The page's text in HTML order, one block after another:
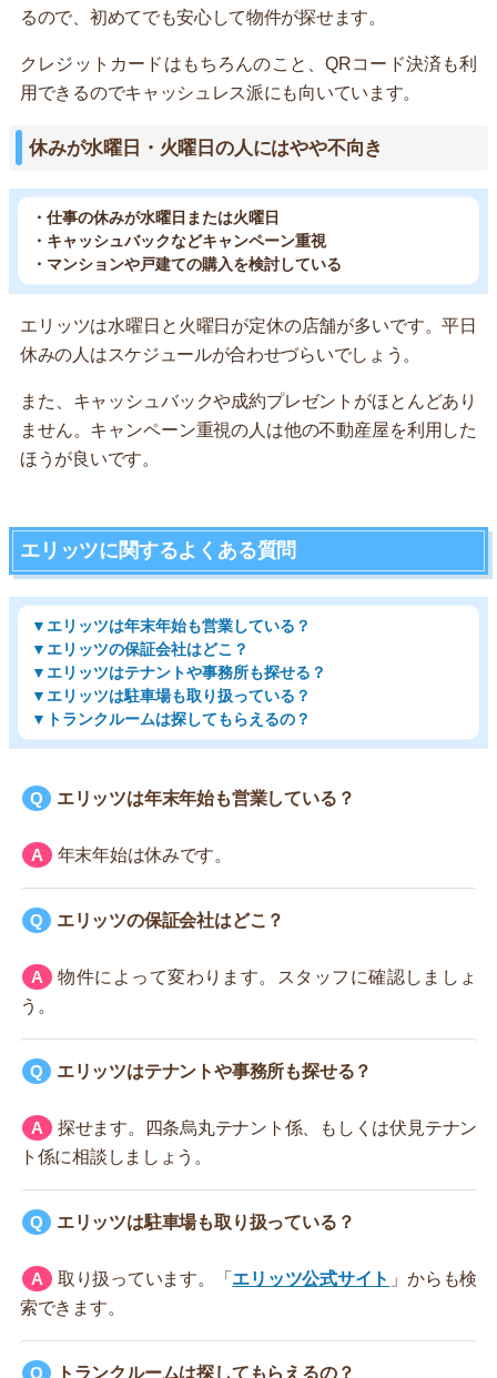
るので、初めてでも安心して物件が探せます。
クレジットカードはもちろんのこと、QRコード決済も利
用できるのでキャッシュレス派にも向いています。
休みが水曜日・火曜日の人にはやや不向き
・仕事の休みが水曜日または火曜日
・キャッシュバックなどキャンペーン重視
・マンションや戸建ての購入を検討している
エリッツは水曜日と火曜日が定休の店舗が多いです。平日
休みの人はスケジュールが合わせづらいでしょう。
また、キャッシュバックや成約プレゼントがほとんどあり
ません。キャンペーン重視の人は他の不動産屋を利用した
ほうが良いです。
エリッツに関するよくある質問
▼エリッツは年末年始も営業している？
▼エリッツの保証会社はどこ？
▼エリッツはテナントや事務所も探せる？
▼エリッツは駐車場も取り扱っている？
▼トランクルームは探してもらえるの？
エリッツは年末年始も営業している？
年末年始は休みです。
エリッツの保証会社はどこ？
物件によって変わります。スタッフに確認しましょ
う。
エリッツはテナントや事務所も探せる？
探せます。四条烏丸テナント係、もしくは伏見テナン
ト係に相談しましょう。
エリッツは駐車場も取り扱っている？
取り扱っています。「 エリッツ公式サイト 」からも検
索できます。
トランクルームは探してもらえるの？